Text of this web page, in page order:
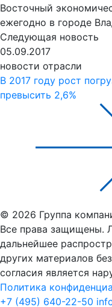
Восточный
ежегодно в городе
Следующая новость
05.09.2017
новости отрасли
В 2017 году рост
превысить 2,6%
© 2026 Группа
Все права защищены.
дальнейшее
других материалов
согласия является
Политика
+7 (495) 640-22-50